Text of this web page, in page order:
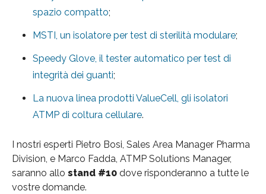
spazio compatto;
MSTI, un isolatore per test di sterilità modulare;
Speedy Glove, il tester automatico per test di
integrità dei guanti;
La nuova linea prodotti ValueCell, gli isolatori
ATMP di coltura cellulare.
I nostri esperti Pietro Bosi, Sales Area Manager Pharma
Division, e Marco Fadda, ATMP Solutions Manager,
saranno allo stand #10 dove risponderanno a tutte le
vostre domande.